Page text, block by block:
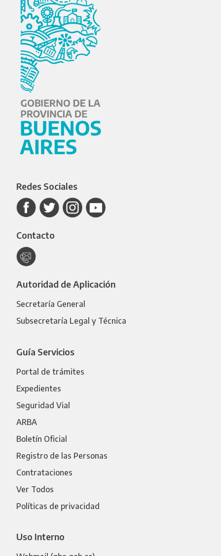
Redes Sociales
Contacto
Autoridad de Aplicación
Secretaría General
Subsecretaría Legal y Técnica
Guía Servicios
Portal de trámites
Expedientes
Seguridad Vial
ARBA
Boletín Oficial
Registro de las Personas
Contrataciones
Ver Todos
Políticas de privacidad
Uso Interno